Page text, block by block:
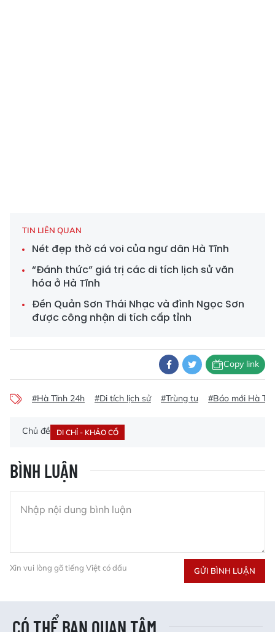
TIN LIÊN QUAN
Nét đẹp thờ cá voi của ngư dân Hà Tĩnh
“Đánh thức” giá trị các di tích lịch sử văn
hóa ở Hà Tĩnh
Đền Quản Sơn Thái Nhạc và đình Ngọc Sơn
được công nhận di tích cấp tỉnh
Copy link
#Hà Tĩnh 24h #Di tích lịch sử #Trùng tu #Báo mới Hà
Chủ đề DI CHỈ - KHẢO CỔ
BÌNH LUẬN
Xin vui lòng gõ tiếng Việt có dấu GỬI BÌNH LUẬN
CÓ THỂ BẠN QUAN TÂM